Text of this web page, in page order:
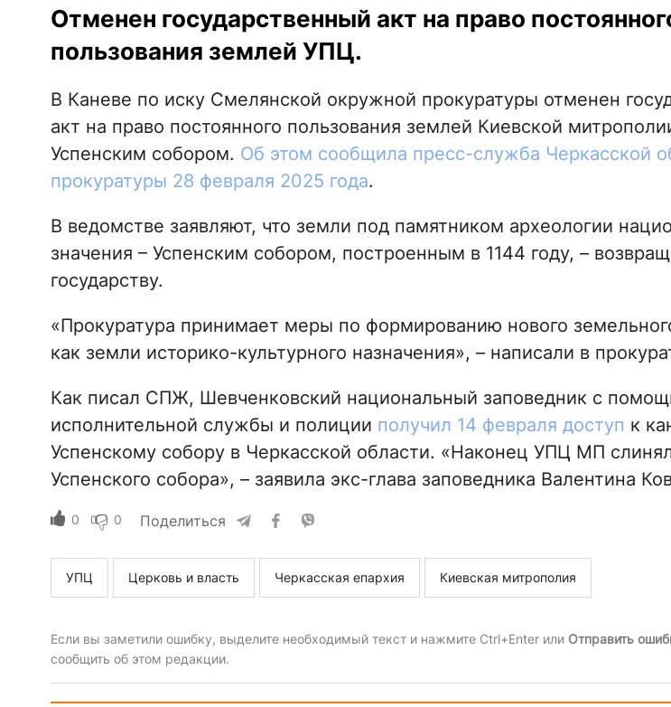
Отменен государственный акт на право
пользования землей УПЦ.
В Каневе по иску Смелянской окружной прокуратуры отменен
акт на право постоянного пользования землей Киевской
Успенским собором. Об этом сообщила пресс-служба Черкасской
прокуратуры 28 февраля 2025 года.
В ведомстве заявляют, что земли под памятником археологии
значения – Успенским собором, построенным в 1144 году, –
государству.
«Прокуратура принимает меры по формированию нового
как земли историко-культурного назначения», – написали в
Как писал СПЖ, Шевченковский национальный заповедник с
исполнительной службы и полиции получил 14 февраля доступ к
Успенскому собору в Черкасской области. «Наконец УПЦ МП
Успенского собора», – заявила экс-глава заповедника Валентина
0 0 Поделиться
УПЦ Церковь и власть Черкасская епархия Киевская митрополия
Если вы заметили ошибку, выделите необходимый текст и нажмите Ctrl+Enter или Отправить
сообщить об этом редакции.